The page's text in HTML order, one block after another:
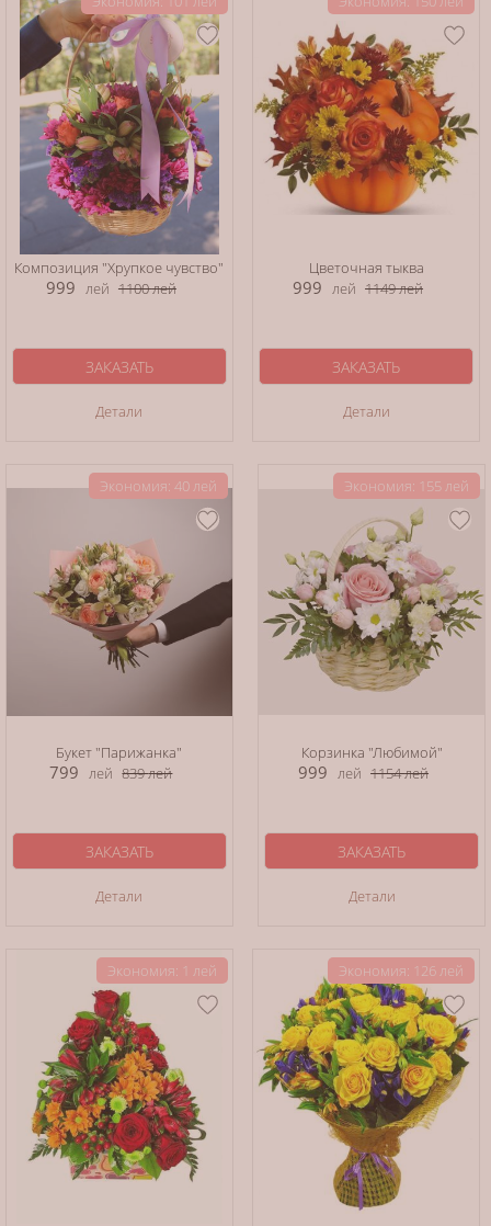
Композиция "Хрупкое чувство"
999 лей 1100лей
Детали
ЗАКАЗАТЬ
Цветочная тыква
999 лей 1149лей
Детали
ЗАКАЗАТЬ
Экономия: 40 лей
Букет "Парижанка"
799 лей 839лей
Детали
ЗАКАЗАТЬ
Экономия: 155 лей
Корзинка "Любимой"
999 лей 1154лей
Детали
ЗАКАЗАТЬ
Экономия: 1 лей Экономия: 126 лей